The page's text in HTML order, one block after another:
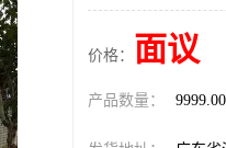
价格： 面议
产品数量：